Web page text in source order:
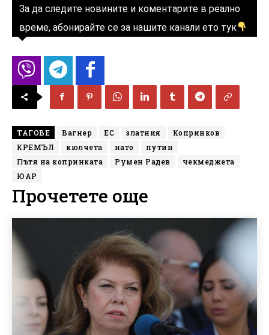
За да следите новините и коментарите в реално
време, абонирайте се за нашите канали ето тук
ТАГОВЕ Вагнер ЕС златния
Копринков
КРЕМЪЛ
кюлчета нато
путин
Пътя на копринката
Румен Радев
чекмеджета
ЮАР
Прочетете още